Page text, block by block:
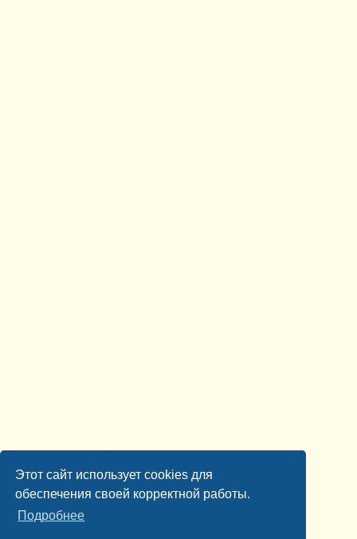
Этот сайт использует cookies для
обеспечения своей корректной работы.
Подробнее